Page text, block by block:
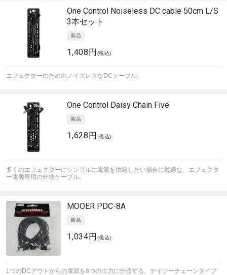
One Control Noiseless DC cable 50cm L/S
3本セット
1,408円 (税込)
エフェクターのためのノイズレスなDCケーブル。
One Control Daisy Chain Five
1,628円 (税込)
多くのエフェクターにシンプルに電源を供給したい場合に最適な、エフェクタ
ー電源専用の分岐ケーブル。
MOOER PDC-8A
1,034円 (税込)
1つのDCアウトからの電源を8つの出力に分岐する、デイジーチェーンタイプ